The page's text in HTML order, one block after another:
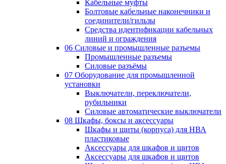
Кабельные муфты
Болтовые кабельные наконечники и
соединители/гильзы
Средства идентификации кабельных
линий и ограждения
06 Силовые и промышленные разъемы
Промышленные разъемы
Силовые разъёмы
07 Оборудование для промышленной
установки
Выключатели, переключатели,
рубильники
Силовые автоматические выключатели
08 Шкафы, боксы и аксессуары
Шкафы и щиты (корпуса) для НВА
пластиковые
Аксессуары для шкафов и щитов
Аксессуары для шкафов и щитов